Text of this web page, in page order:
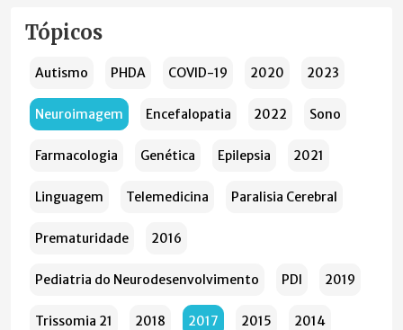
Tópicos
Autismo PHDA COVID-19 2020 2023
Neuroimagem Encefalopatia 2022 Sono
Farmacologia Genética Epilepsia 2021
Linguagem Telemedicina Paralisia Cerebral
Prematuridade 2016
Pediatria do Neurodesenvolvimento PDI 2019
Trissomia 21 2018 2017 2015 2014